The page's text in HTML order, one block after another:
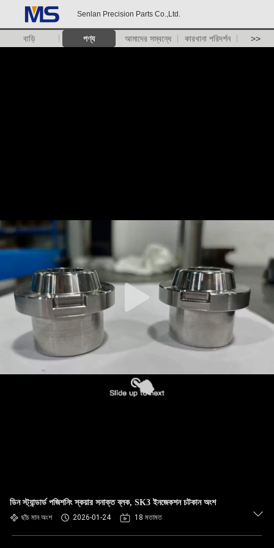
Senlan Precision Parts Co.,Ltd.
বাড়ি পণ্য আমাদের সম্বন্ধে কারখানা পরিদর্শন >>
ডিন স্ট্যান্ডার্ড পজিশনিং স্কয়ার সনাক্ত ব্লক, SK3 ইনজেকশন চটকান অংশ
ছাঁচ মান অংশ 2026-01-24 18 মতামত